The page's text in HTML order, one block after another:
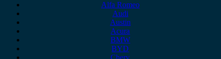
Alfa Romeo
Audi
Austin
Acura
BMW
BYD
Chery